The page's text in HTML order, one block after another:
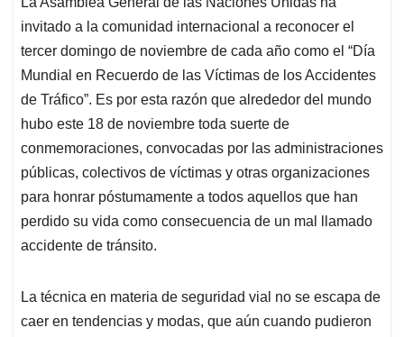
s
A
p
p
b
o
o
k
e
d
I
n
l
a
d
s
invitado a la comunidad internacional a reconocer el
tercer domingo de noviembre de cada año como el “Día
Mundial en Recuerdo de las Víctimas de los Accidentes
de Tráfico”. Es por esta razón que alrededor del mundo
hubo este 18 de noviembre toda suerte de
conmemoraciones, convocadas por las administraciones
públicas, colectivos de víctimas y otras organizaciones
para honrar póstumamente a todos aquellos que han
perdido su vida como consecuencia de un mal llamado
accidente de tránsito.
La técnica en materia de seguridad vial no se escapa de
caer en tendencias y modas, que aún cuando pudieron